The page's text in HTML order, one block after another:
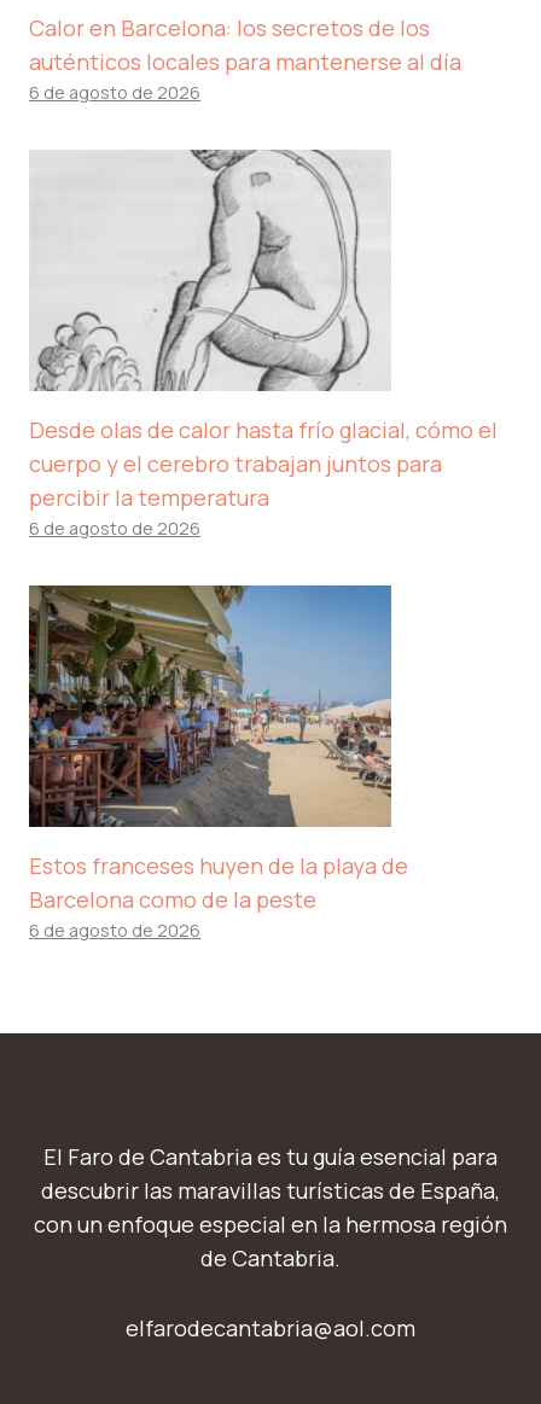
Calor en Barcelona: los secretos de los
auténticos locales para mantenerse al día
6 de agosto de 2026
Desde olas de calor hasta frío glacial, cómo el
cuerpo y el cerebro trabajan juntos para
percibir la temperatura
6 de agosto de 2026
Estos franceses huyen de la playa de
Barcelona como de la peste
6 de agosto de 2026
El Faro de Cantabria es tu guía esencial para
descubrir las maravillas turísticas de España,
con un enfoque especial en la hermosa región
de Cantabria.
elfarodecantabria@aol.com